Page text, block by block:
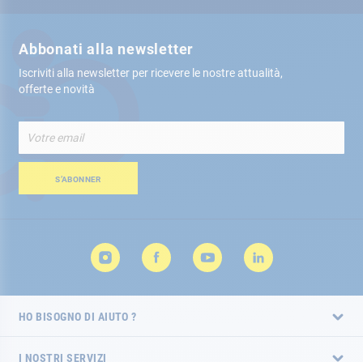
Abbonati alla newsletter
Iscriviti alla newsletter per ricevere le nostre attualità,
offerte e novità
alla
nostra
Newsletter:S’ABONNER
HO BISOGNO DI AIUTO ?
I NOSTRI SERVIZI